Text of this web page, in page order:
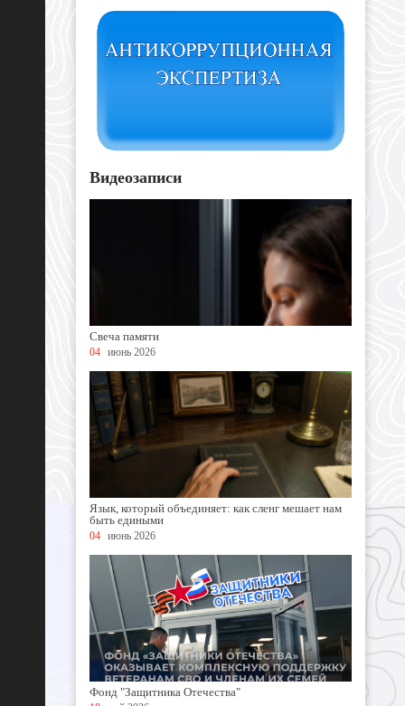
Видеозаписи
Свеча памяти
04 июнь 2026
Язык, который объединяет: как сленг мешает нам
быть едиными
04 июнь 2026
Фонд "Защитника Отечества"